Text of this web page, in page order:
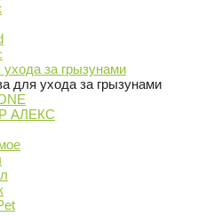
за грызунами
для ухода за грызунами
АЛЕКС